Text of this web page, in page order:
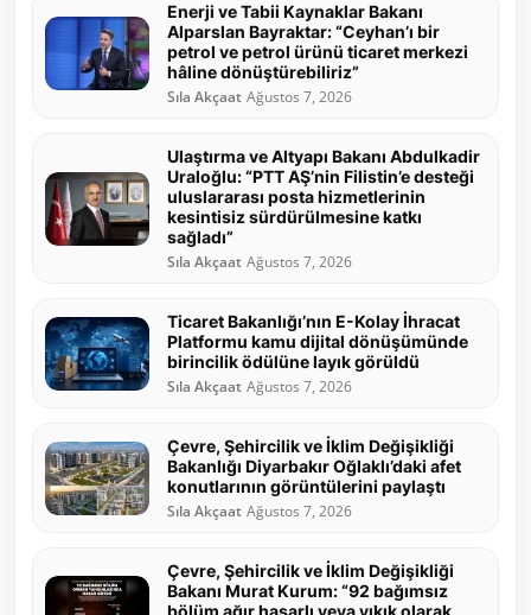
Enerji ve Tabii Kaynaklar Bakanı
Alparslan Bayraktar: “Ceyhan’ı bir
petrol ve petrol ürünü ticaret merkezi
hâline dönüştürebiliriz”
Sıla Akçaat Ağustos 7, 2026
Ulaştırma ve Altyapı Bakanı Abdulkadir
Uraloğlu: “PTT AŞ’nin Filistin’e desteği
uluslararası posta hizmetlerinin
kesintisiz sürdürülmesine katkı
sağladı”
Sıla Akçaat Ağustos 7, 2026
Ticaret Bakanlığı’nın E-Kolay İhracat
Platformu kamu dijital dönüşümünde
birincilik ödülüne layık görüldü
Sıla Akçaat Ağustos 7, 2026
Çevre, Şehircilik ve İklim Değişikliği
Bakanlığı Diyarbakır Oğlaklı’daki afet
konutlarının görüntülerini paylaştı
Sıla Akçaat Ağustos 7, 2026
Çevre, Şehircilik ve İklim Değişikliği
Bakanı Murat Kurum: “92 bağımsız